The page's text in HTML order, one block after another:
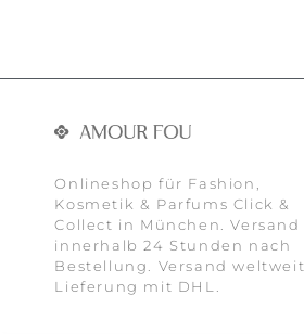
Onlineshop für Fashion,
Kosmetik & Parfums Click &
Collect in München. Versand
innerhalb 24 Stunden nach
Bestellung. Versand weltweit,
Lieferung mit DHL.